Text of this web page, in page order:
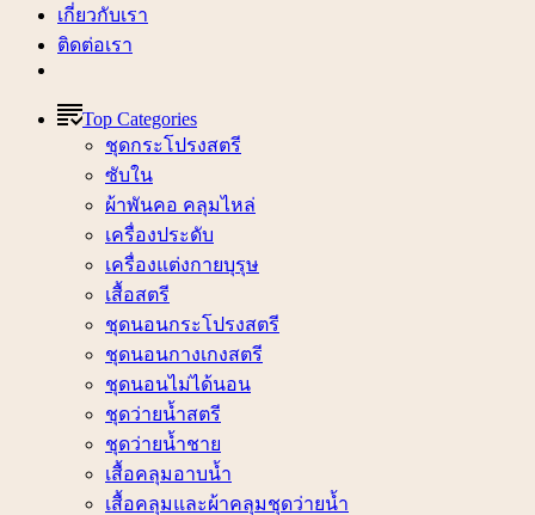
เกี่ยวกับเรา
ติดต่อเรา
Top Categories
ชุดกระโปรงสตรี
ซับใน
ผ้าพันคอ คลุมไหล่
เครื่องประดับ
เครื่องแต่งกายบุรุษ
เสื้อสตรี
ชุดนอนกระโปรงสตรี
ชุดนอนกางเกงสตรี
ชุดนอนไม่ได้นอน
ชุดว่ายน้ำสตรี
ชุดว่ายน้ำชาย
เสื้อคลุมอาบน้ำ
เสื้อคลุมและผ้าคลุมชุดว่ายน้ำ